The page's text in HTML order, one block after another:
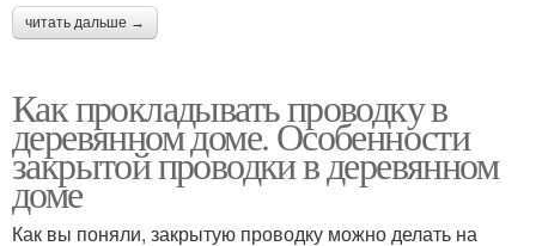
читать дальше →
Как прокладывать проводку в
деревянном доме. Особенности
закрытой проводки в деревянном
доме
Как вы поняли, закрытую проводку можно делать на